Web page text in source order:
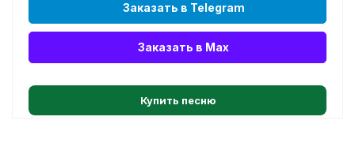
Заказать в Telegram
Заказать в Max
Купить песню